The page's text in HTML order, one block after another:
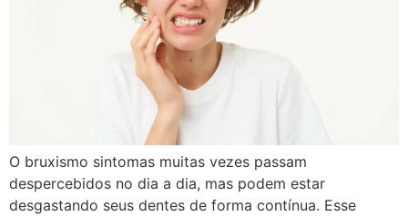
O bruxismo sintomas muitas vezes passam
despercebidos no dia a dia, mas podem estar
desgastando seus dentes de forma contínua. Esse